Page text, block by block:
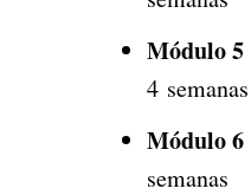
Módulo 5
4 semanas
Módulo 6
semanas